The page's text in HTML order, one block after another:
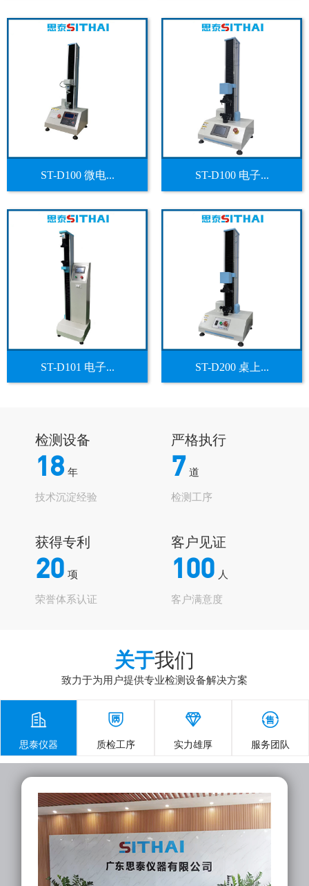
ST-D100 微电... ST-D100 电子...
ST-D101 电子... ST-D200 桌上...
检测设备
18 年
技术沉淀经验
严格执行
7 道
检测工序
获得专利
20 项
荣誉体系认证
客户见证
100 人
客户满意度
关于我们
致力于为用户提供专业检测设备解决方案

思泰仪器

质检工序

实力雄厚

服务团队